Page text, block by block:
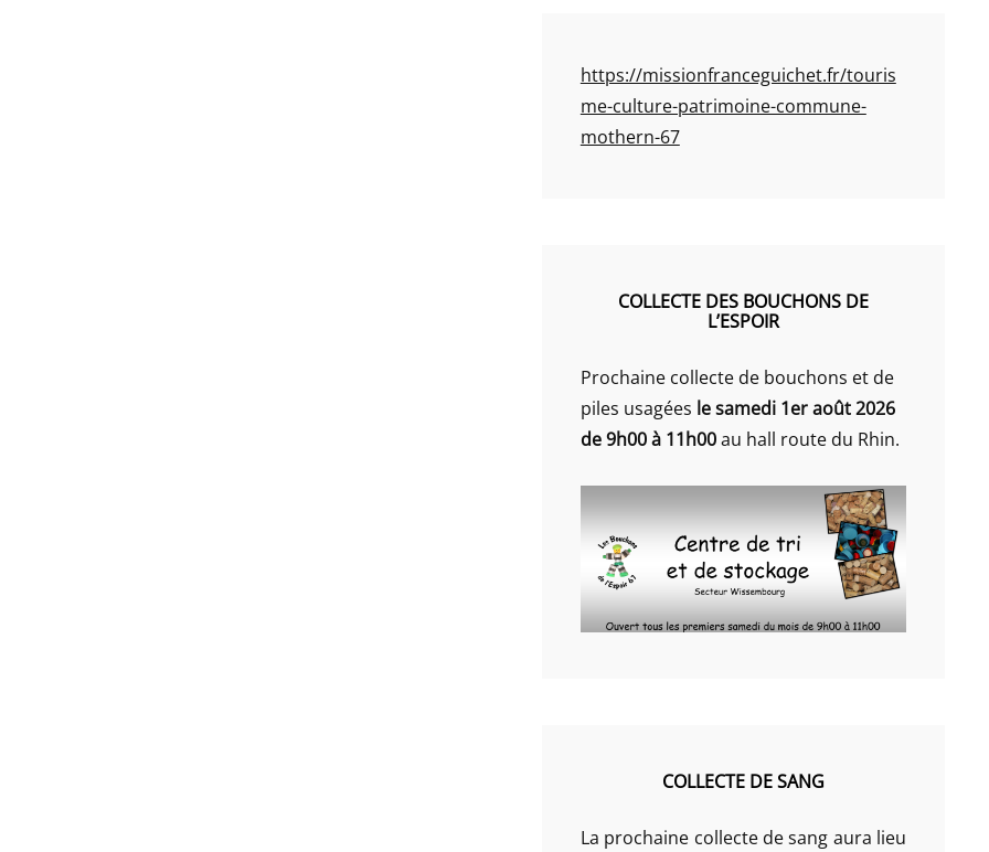
https://missionfranceguichet.fr/touris
me-culture-patrimoine-commune-
mothern-67
COLLECTE DES BOUCHONS DE
L’ESPOIR
Prochaine collecte de bouchons et de
piles usagées le samedi 1er août 2026
de 9h00 à 11h00au hall route du Rhin.
COLLECTE DE SANG
La prochaine collecte de sang aura lieu